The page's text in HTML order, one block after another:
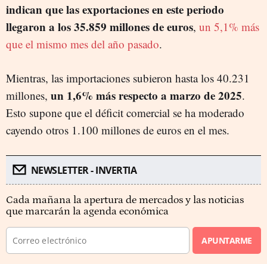
indican que las exportaciones en este periodo
llegaron a los 35.859 millones de euros, un 5,1% más
que el mismo mes del año pasado.
Mientras, las importaciones subieron hasta los 40.231
millones, un 1,6% más respecto a marzo de 2025.
Esto supone que el déficit comercial se ha moderado
cayendo otros 1.100 millones de euros en el mes.
NEWSLETTER - INVERTIA
Cada mañana la apertura de mercados y las noticias
que marcarán la agenda económica
APUNTARME